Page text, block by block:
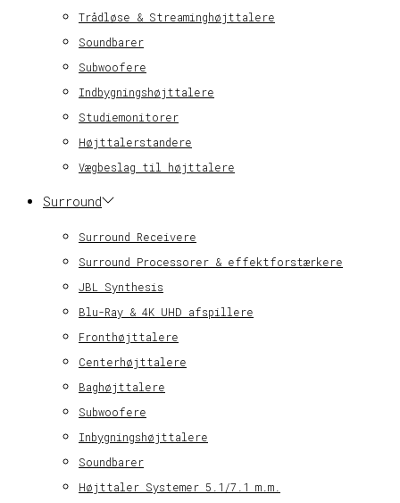
Trådløse & Streaminghøjttalere
Soundbarer
Subwoofere
Indbygningshøjttalere
Studiemonitorer
Højttalerstandere
Vægbeslag til højttalere
Surround
Surround Receivere
Surround Processorer & effektforstærkere
JBL Synthesis
Blu-Ray & 4K UHD afspillere
Fronthøjttalere
Centerhøjttalere
Baghøjttalere
Subwoofere
Inbygningshøjttalere
Soundbarer
Højttaler Systemer 5.1/7.1 m.m.